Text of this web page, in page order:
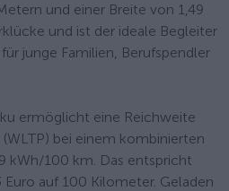
und einer Breite von 1,49
und ist der ideale Begleiter
junge Familien, Berufspendler
ermöglicht eine Reichweite
bei einem kombinierten
kWh/100 km. Das entspricht
auf 100 Kilometer. Geladen